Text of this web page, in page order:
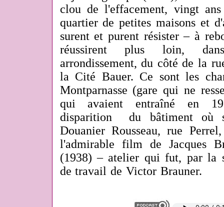
clou de l'effacement, vingt
quartier de petites maisons et
surent et purent résister – à
réussirent plus loin,
arrondissement, du côté de la
la Cité Bauer. Ce sont les
Montparnasse (gare qui ne
qui avaient entraîné en
disparition du bâtiment où
Douanier Rousseau, rue
l'admirable film de Jacques
(1938) – atelier qui fut, par la
de travail de Victor Brauner.